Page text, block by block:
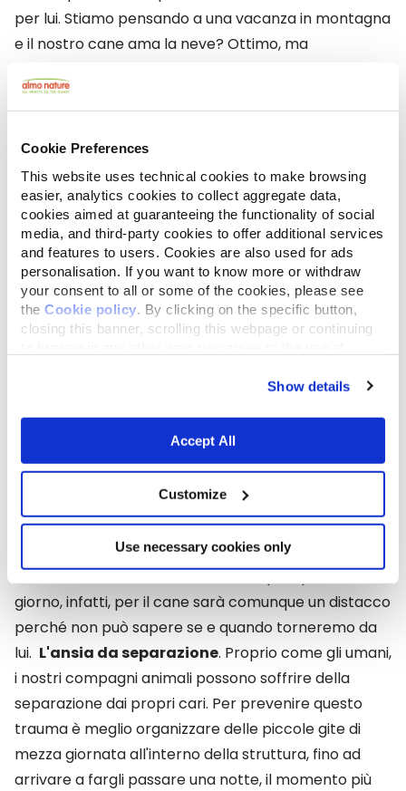
Cookie Preferences
This website uses technical cookies to make browsing
easier, analytics cookies to collect aggregate data,
cookies aimed at guaranteeing the functionality of social
media, and third-party cookies to offer additional services
and features to users. Cookies are also used for ads
personalisation. If you want to know more or withdraw
your consent to all or some of the cookies, please see
the Cookie policy . By clicking on the specific button,
closing this banner, scrolling this webpage or continuing
Show details
Accept All
Customize
Use necessary cookies only
per lui. Stiamo pensando a una vacanza in montagna
e il nostro cane ama la neve? Ottimo, ma
esempio un cappottino caldo. Se non ne siamo sicuri
scegliere un dog-sitter o trovare una pensione
valida o un canile in cui lasciarlo temporaneamente.
Scegliere una pensione. Se decidiamo di lasciare il
nostro cane in un canile, il modo migliore per fare sì
che trascorra dei giorni tranquilli è fargli visitare il
posto scelto due o tre volte per farlo ambientare e
per conoscere le persone che dovranno interagire
con lui. Allo stesso tempo, queste persone avranno
nell'animale. È come un passaggio del testimone: il
proprietario prepara le persone che si occuperanno
del cane informandole su giochi, cibo e routine.
Mantenere salde le sue abitudini, anche se
soddisfatte da altre persone e non da noi,
permetterà al cane di vivere il distacco in modo
sereno. Anche se andremo via solo per qualche
giorno, infatti, per il cane sarà comunque un distacco
perché non può sapere se e quando torneremo da
lui. L'ansia da separazione. Proprio come gli umani,
i nostri compagni animali possono soffrire della
separazione dai propri cari. Per prevenire questo
trauma è meglio organizzare delle piccole gite di
mezza giornata all'interno della struttura, fino ad
arrivare a fargli passare una notte, il momento più